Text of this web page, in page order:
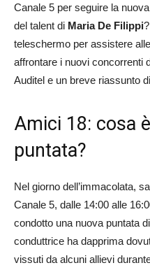
Canale 5 per seguire la
del talent di Maria De Filippi
teleschermo per assistere
affrontare i nuovi concorrenti
Auditel e un breve riassunto
Amici 18: cosa
puntata?
Nel giorno dell’immacolata,
Canale 5, dalle 14:00 alle
condotto una nuova puntata di
conduttrice ha dapprima
vissuti da alcuni allievi